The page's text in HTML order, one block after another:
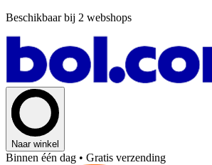
Beschikbaar bij 2 webshops
Naar winkel
Binnen één dag • Gratis verzending